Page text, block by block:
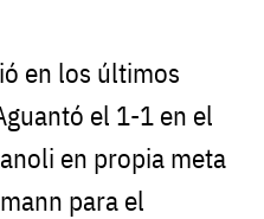
en los últimos
el 1-1 en el
en propia meta
para el